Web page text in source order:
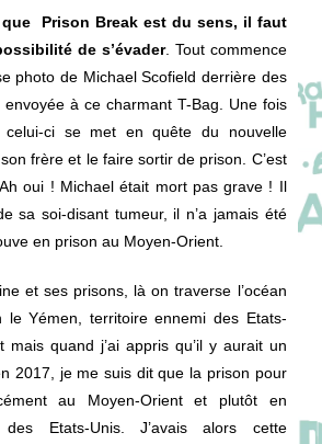
Prison Break est du sens, il faut
de s’évader. Tout commence
photo de Michael Scofield derrière des
à ce charmant T-Bag. Une fois
celui-ci se met en quête du nouvelle
frère et le faire sortir de prison. C’est
oui ! Michael était mort pas grave ! Il
sa soi-disant tumeur, il n’a jamais été
en prison au Moyen-Orient.
et ses prisons, là on traverse l’océan
le Yémen, territoire ennemi des Etats-
mais quand j’ai appris qu’il y aurait un
2017, je me suis dit que la prison pour
au Moyen-Orient et plutôt en
Etats-Unis. J’avais alors cette